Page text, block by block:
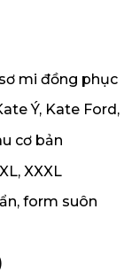
mi đồng phục
Ý, Kate
cơ bản
XXXL
form suôn